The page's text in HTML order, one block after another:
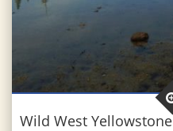
Wild West Yellowstone